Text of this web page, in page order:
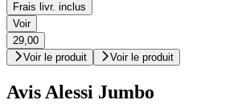
Frais livr. inclus
Voir
29,00
Voir le produit
Voir le produit
Avis Alessi Jumbo